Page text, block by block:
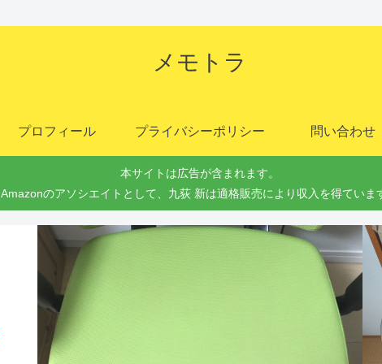
メモトラ
プロフィール プライバシーポリシー 問い合わせ
本サイトは広告が含まれます。
Amazonのアソシエイトとして、九荻 新は適格販売により収入を得ていま